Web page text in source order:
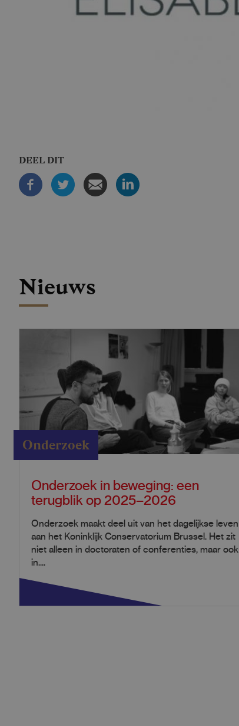
DEEL DIT
Nieuws
Onderzoek
Onderzoek in beweging: een
terugblik op 2025–2026
Onderzoek maakt deel uit van het dagelijkse leven
aan het Koninklijk Conservatorium Brussel. Het zit
niet alleen in doctoraten of conferenties, maar ook
in....